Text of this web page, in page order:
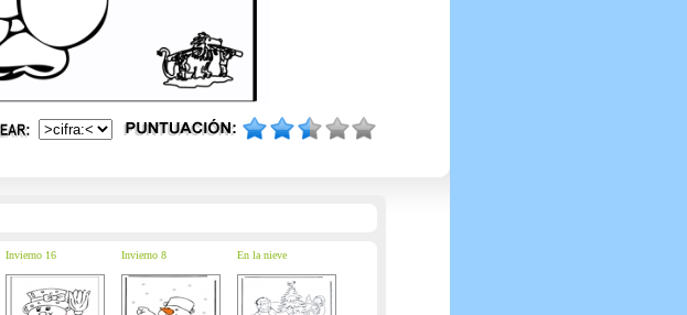
Invierno 16 Invierno 8 En la nieve